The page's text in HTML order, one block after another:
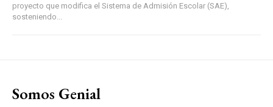
proyecto que modifica el Sistema de Admisión Escolar (SAE),
sosteniendo...
Somos Genial